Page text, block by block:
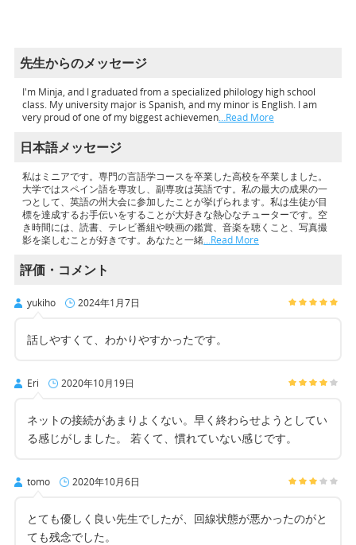
先生からのメッセージ
I'm Minja, and I graduated from a specialized philology high school
class. My university major is Spanish, and my minor is English. I am
very proud of one of my biggest achievemen…Read More
日本語メッセージ
私はミニアです。専門の言語学コースを卒業した高校を卒業しました。
大学ではスペイン語を専攻し、副専攻は英語です。私の最大の成果の一
つとして、英語の州大会に参加したことが挙げられます。私は生徒が目
標を達成するお手伝いをすることが大好きな熱心なチューターです。空
き時間には、読書、テレビ番組や映画の鑑賞、音楽を聴くこと、写真撮
影を楽しむことが好きです。あなたと一緒…Read More
評価・コメント
yukiho 2024年1月7日
話しやすくて、わかりやすかったです。
Eri 2020年10月19日
ネットの接続があまりよくない。早く終わらせようとしてい
る感じがしました。 若くて、慣れていない感じです。
tomo 2020年10月6日
とても優しく良い先生でしたが、回線状態が悪かったのがと
ても残念でした。